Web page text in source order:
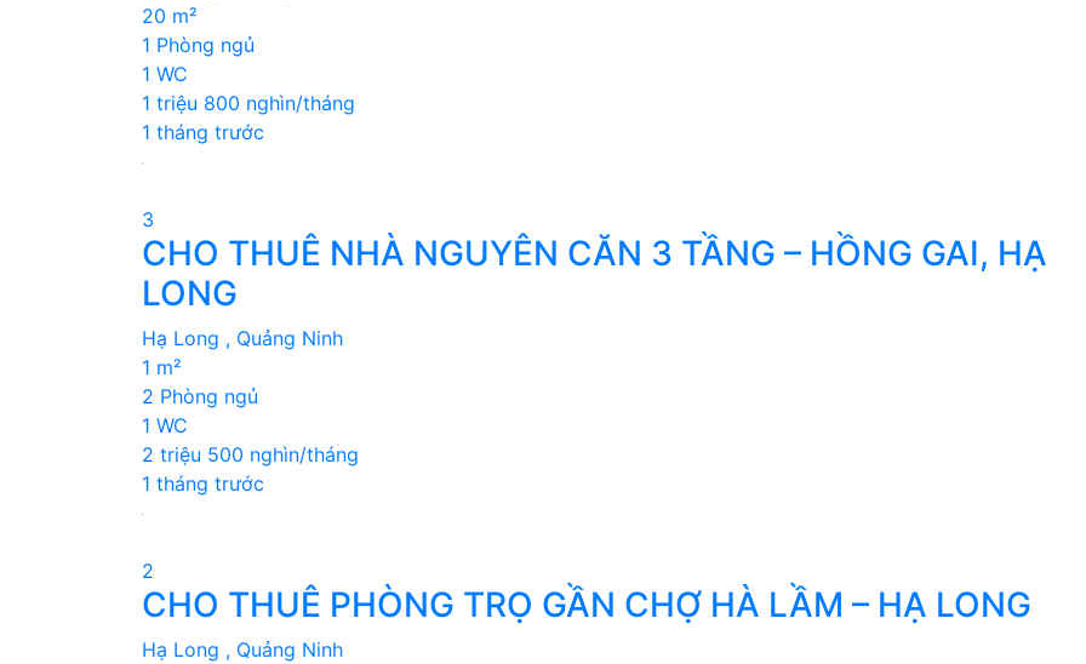
20 m²
1 Phòng ngủ
1 WC
1 triệu 800 nghìn/tháng
1 tháng trước
3
CHO THUÊ NHÀ NGUYÊN CĂN 3 TẦNG – HỒNG GAI, HẠ
LONG
Hạ Long , Quảng Ninh
1 m²
2 Phòng ngủ
1 WC
2 triệu 500 nghìn/tháng
1 tháng trước
2
CHO THUÊ PHÒNG TRỌ GẦN CHỢ HÀ LẦM – HẠ LONG
Hạ Long , Quảng Ninh